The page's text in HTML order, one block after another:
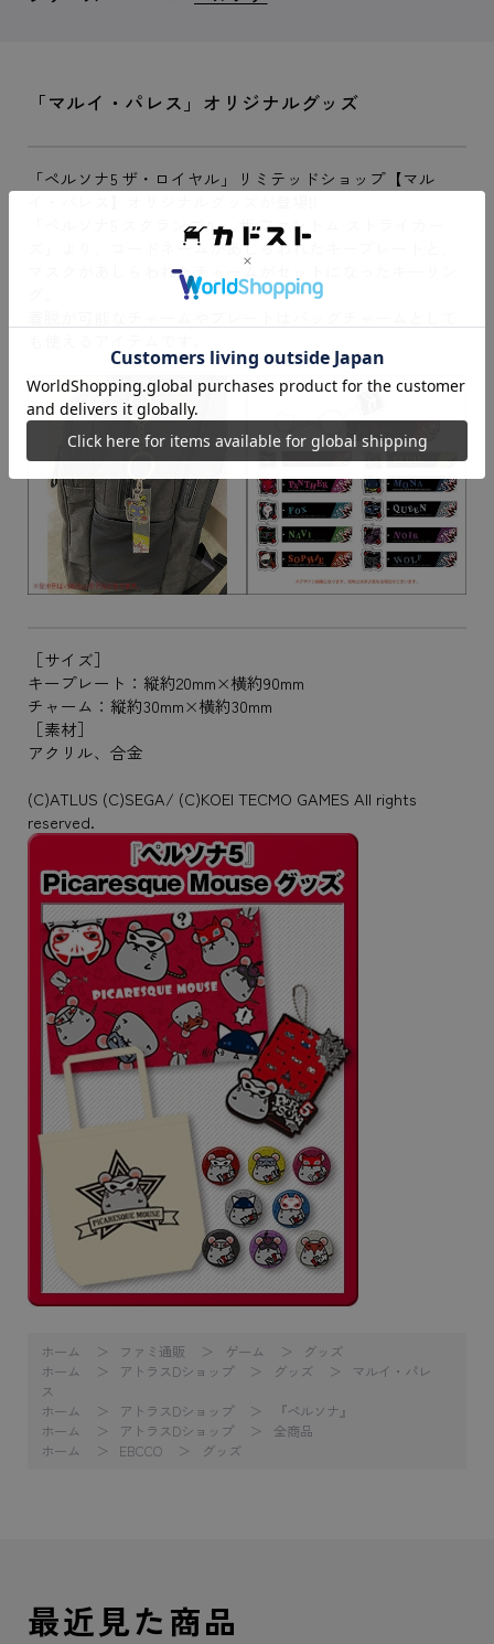
「マルイ・パレス」オリジナルグッズ
「ペルソナ5 ザ・ロイヤル」リミテッドショップ【マル
「ペルソナ5 スクランブル ザ ファントム ストライカー
ズ」より、コードネームがあしらわれたキープレートと、
マスクがあしらわれたチャームがセットになったキーリン
［サイズ］
キープレート：縦約20mm×横約90mm
チャーム：縦約30mm×横約30mm
［素材］
アクリル、合金
(C)ATLUS (C)SEGA/ (C)KOEI TECMO GAMES All rights
reserved.
ホーム ファミ通販 ゲーム
グッズ
ホーム
アトラスDショップ グッズ
マルイ・パレ
ス
ホーム
アトラスDショップ
『ペルソナ』
ホーム
アトラスDショップ
全商品
ホーム
EBCCO グッズ
最近見た商品